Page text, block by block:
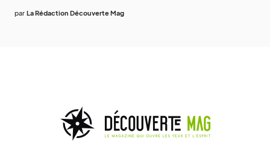
par La Rédaction Découverte Mag